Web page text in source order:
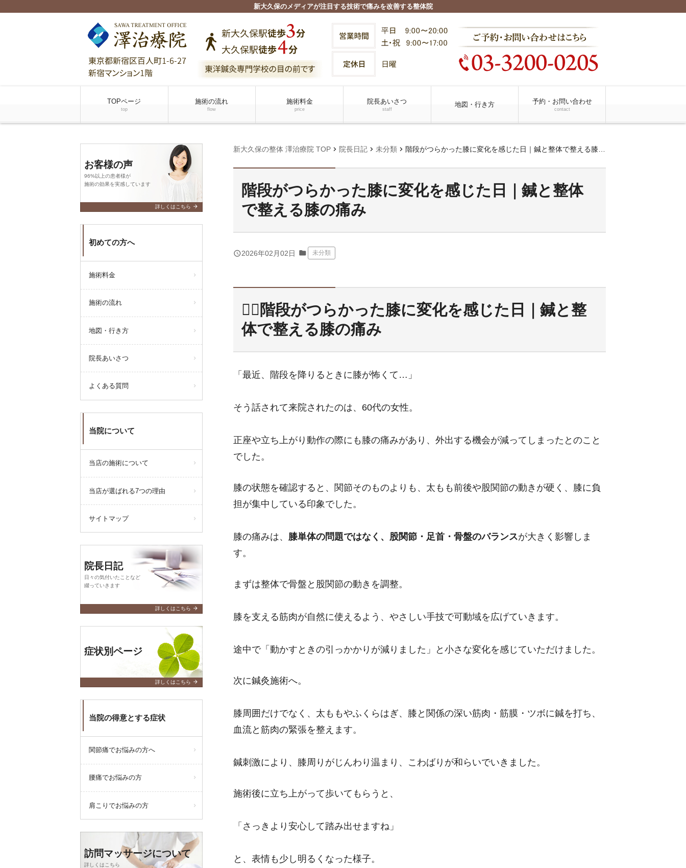
新大久保のメディアが注目する技術で痛みを改善する整体院
TOPページ
top
施術の流れ
flow
施術料金
price
院長あいさつ
staff
地図・行き方 予約・お問い合わせ
contact
新大久保の整体 澤治療院 TOP chevron_right 院長日記 chevron_right 未分類 chevron_right 階段がつらかった膝に変化を感じた日｜鍼と整体で整える膝の痛み
階段がつらかった膝に変化を感じた日｜鍼と整体
で整える膝の痛み
query_builder2026年02月02日 folder 未分類
🚶‍♀️階段がつらかった膝に変化を感じた日｜鍼と整
体で整える膝の痛み
「最近、階段を降りるときに膝が怖くて…」
そう話されて来院されたのは、60代の女性。
正座や立ち上がり動作の際にも膝の痛みがあり、外出する機会が減ってしまったとのこと
でした。
膝の状態を確認すると、関節そのものよりも、太もも前後や股関節の動きが硬く、膝に負
担が集中している印象でした。
膝の痛みは、 膝単体の問題ではなく、股関節・足首・骨盤のバランスが大きく影響しま
す。
まずは整体で骨盤と股関節の動きを調整。
膝を支える筋肉が自然に使えるよう、やさしい手技で可動域を広げていきます。
途中で「動かすときの引っかかりが減りました」と小さな変化を感じていただけました。
次に鍼灸施術へ。
膝周囲だけでなく、太ももやふくらはぎ、膝と関係の深い筋肉・筋膜・ツボに鍼を打ち、
血流と筋肉の緊張を整えます。
鍼刺激により、膝周りがじんわり温まり、こわばりが和らいでいきました。
施術後に立ち上がって歩いてもらうと、
「さっきより安心して踏み出せますね」
と、表情も少し明るくなった様子。
お客様の声
96%以上の患者様が
施術の効果を実感しています
詳しくはこちら arrow_forward
初めての方へ
施術料金
施術の流れ
地図・行き方
院長あいさつ
よくある質問
当院について
当店の施術について
当店が選ばれる7つの理由
サイトマップ
院長日記
日々の気付いたことなど
綴っていきます
詳しくはこちら arrow_forward
症状別ページ
詳しくはこちら arrow_forward
当院の得意とする症状
関節痛でお悩みの方へ
腰痛でお悩みの方
肩こりでお悩みの方
訪問マッサージについて
詳しくはこちら